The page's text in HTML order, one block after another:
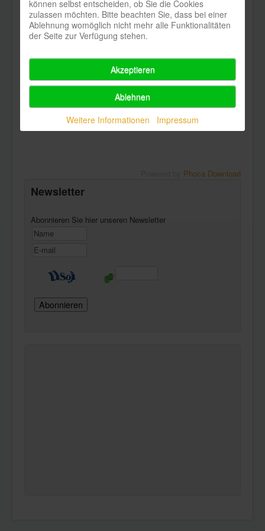
Presse 1 Download
Von oben nach unten: Wiebke Rohloff, Ebba Ekholm, Konni
Fischer, li Christine Wilhelmi, re. Anna Barbara Fenske,
Claudiu Mark Draghici
©Marc Matthaei
Phoca Download
Newsletter
Abonnieren Sie hier unseren Newsletter
können selbst entscheiden, ob Sie die Cookies
zulassen möchten. Bitte beachten Sie, dass bei einer
Ablehnung womöglich nicht mehr alle Funktionalitäten
der Seite zur Verfügung stehen.
Akzeptieren
Ablehnen
Weitere Informationen
Impressum